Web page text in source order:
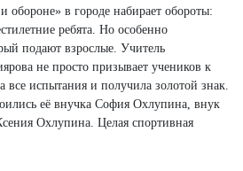
обороне» в городе набирает обороты:
ребята. Но особенно
подают взрослые. Учитель
не просто призывает учеников к
испытания и получила золотой знак.
её внучка София Охлупина, внук
Охлупина. Целая спортивная